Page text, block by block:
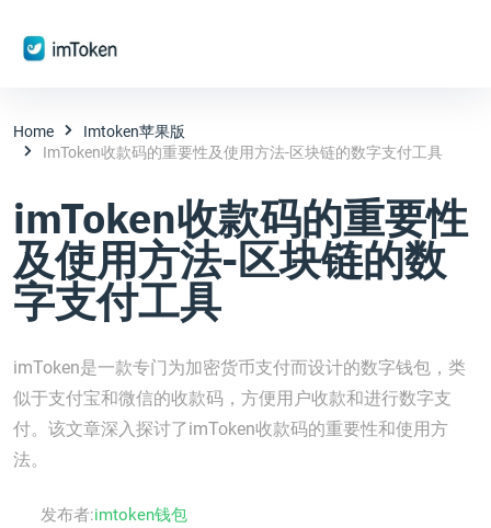
Home
Imtoken苹果版
ImToken收款码的重要性及使用方法-区块链的数字支付工具
imToken收款码的重要性
及使用方法-区块链的数
字支付工具
imToken是一款专门为加密货币支付而设计的数字钱包，类
似于支付宝和微信的收款码，方便用户收款和进行数字支
付。该文章深入探讨了imToken收款码的重要性和使用方
法。
发布者:imtoken钱包